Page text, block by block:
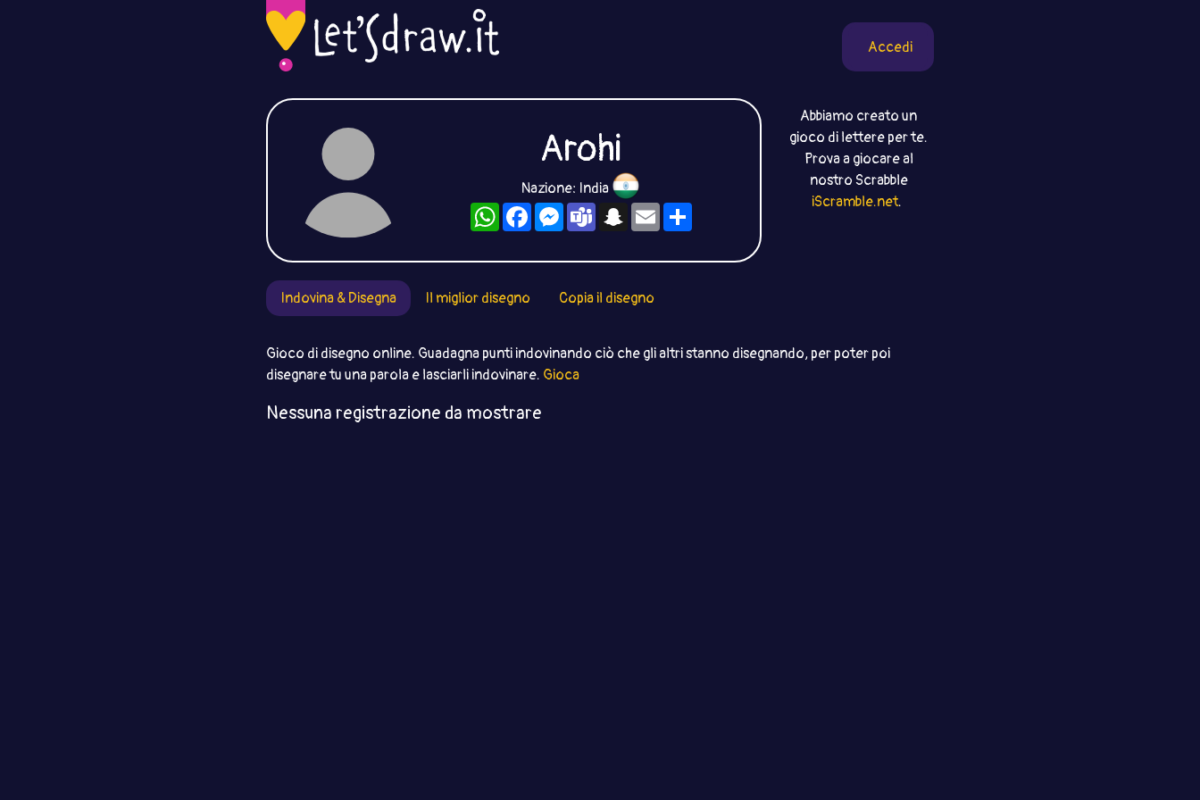
Accedi
Arohi
Nazione: India
WhatsAppFacebookMessenger
TeamsSnapchat
EmailCondividi
Abbiamo creato un
gioco di lettere per te.
Prova a giocare al
nostro Scrabble
iScramble.net.
Indovina & Disegna Il miglior disegno Copia il disegno
Gioco di disegno online. Guadagna punti indovinando ciò che gli altri stanno disegnando, per poter poi
disegnare tu una parola e lasciarli indovinare. Gioca
Nessuna registrazione da mostrare